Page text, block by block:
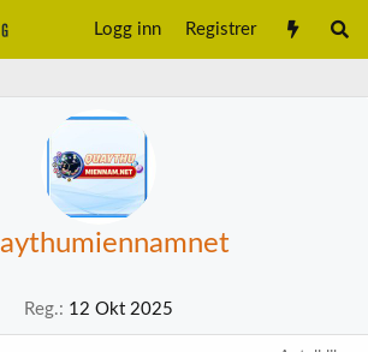
Logg inn Registrer
Reg. 12 Okt 2025